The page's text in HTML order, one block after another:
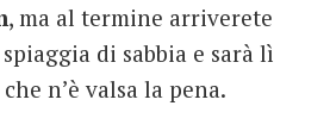
, ma al termine arriverete
di sabbia e sarà lì
n’è valsa la pena.